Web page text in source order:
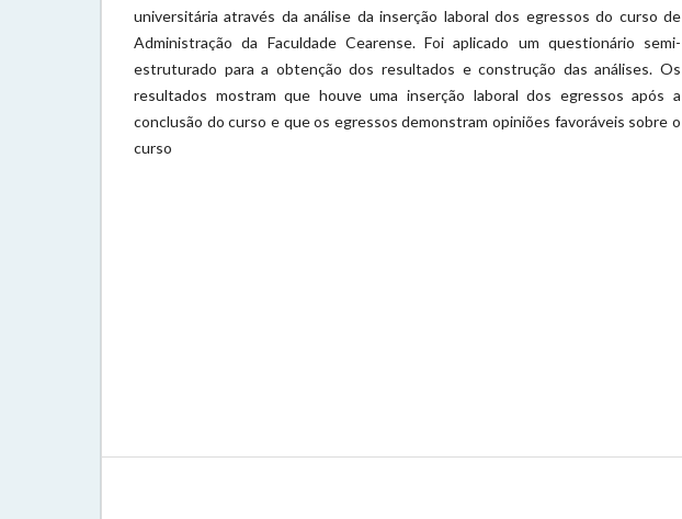
universitária através da análise da inserção laboral dos egressos do curso de
Administração da Faculdade Cearense. Foi aplicado um questionário semi-
estruturado para a obtenção dos resultados e construção das análises. Os
resultados mostram que houve uma inserção laboral dos egressos após a
conclusão do curso e que os egressos demonstram opiniões favoráveis sobre o
curso